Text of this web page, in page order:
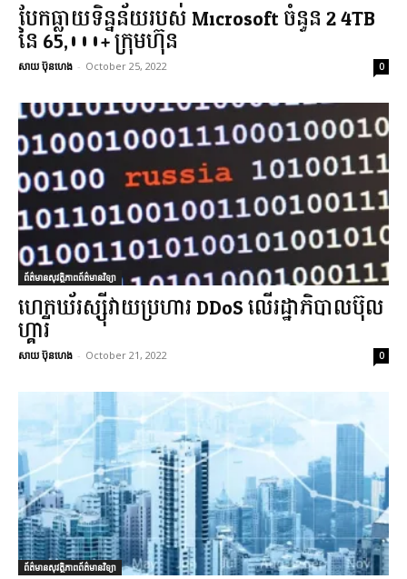
បែកធ្លាយទិន្នន័យរបស់ Microsoft ចំនួន 2.4TB
នៃ 65,000+ ក្រុមហ៊ុន
សាយ ប៊ុនហេង - October 25, 2022 0
ព័ត៌មានសុវត្ថិភាពព័ត៌មានវិទ្យា
ហេកឃ័រស្ស៊ីវាយប្រហារ DDoS លើរដ្ឋាភិបាលប៊ុល
ហ្គារី
សាយ ប៊ុនហេង - October 21, 2022 0
ព័ត៌មានសុវត្ថិភាពព័ត៌មានវិទ្យា